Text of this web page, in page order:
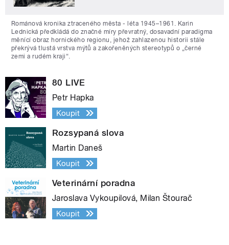
Románová kronika ztraceného města - léta 1945–1961. Karin
Lednická předkládá do značné míry převratný, dosavadní paradigma
měnící obraz hornického regionu, jehož zahlazenou historii stále
překrývá tlustá vrstva mýtů a zakořeněných stereotypů o „černé
zemi a rudém kraji“.
80 LIVE
Petr Hapka
Koupit
Rozsypaná slova
Martin Daneš
Koupit
Veterinární poradna
Jaroslava Vykoupilová, Milan Štourač
Koupit